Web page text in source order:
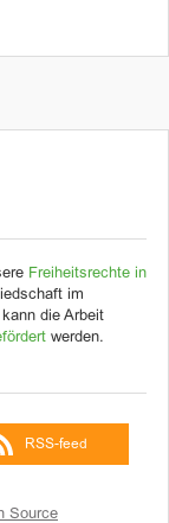
Freiheitsrechte in
im
die Arbeit
werden.
RSS-feed
Source